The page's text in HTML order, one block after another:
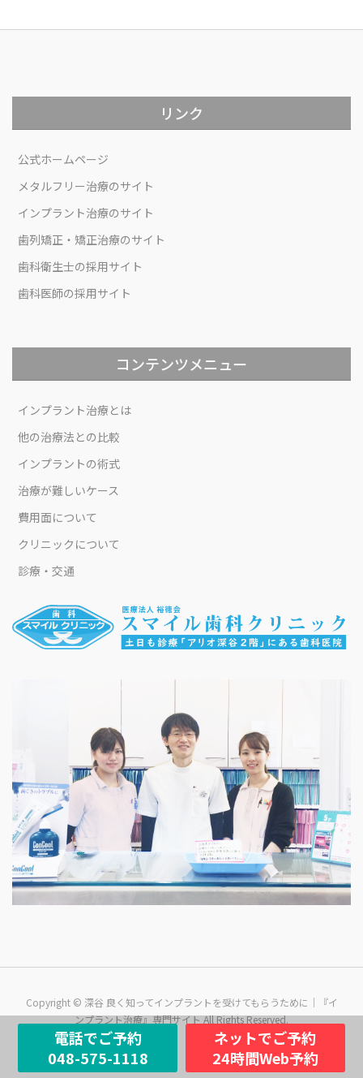
リンク
公式ホームページ
メタルフリー治療のサイト
インプラント治療のサイト
歯列矯正・矯正治療のサイト
歯科衛生士の採用サイト
歯科医師の採用サイト
コンテンツメニュー
インプラント治療とは
他の治療法との比較
インプラントの術式
治療が難しいケース
費用面について
クリニックについて
診療・交通
Copyright © 深谷 良く知ってインプラントを受けてもらうために｜『イ
ンプラント治療』専門サイト All Rights Reserved.
電話でご予約
048-575-1118
ネットでご予約
24時間Web予約